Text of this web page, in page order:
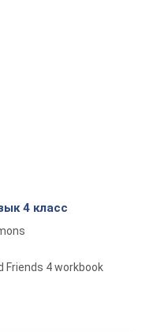
4 класс
Friends 4 workbook